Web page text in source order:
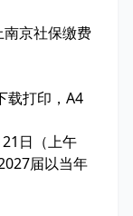
京社保缴费
载打印，A4
日（上午
届以当年